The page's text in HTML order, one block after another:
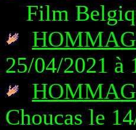
Film
25/04/2021 à
Choucas le